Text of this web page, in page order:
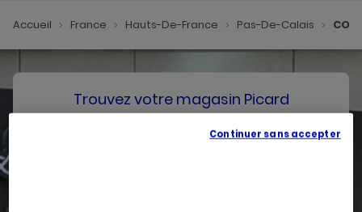
Accueil France Hauts-De-France Pas-De-Calais
Trouvez votre magasin Picard
SE GÉOLOCALISERContinuer sans accepter